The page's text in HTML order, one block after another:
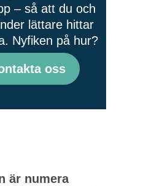
– så att du och
lättare hittar
Nyfiken på hur?
oss
är numera